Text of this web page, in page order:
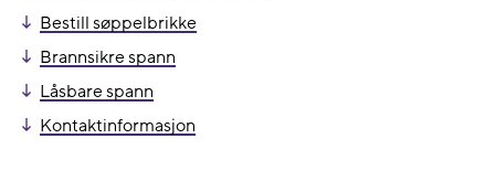
Bestill søppelbrikke
Brannsikre spann
Låsbare spann
Kontaktinformasjon